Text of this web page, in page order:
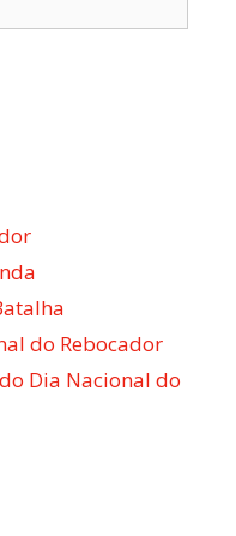
do Rebocador
Dia Nacional do